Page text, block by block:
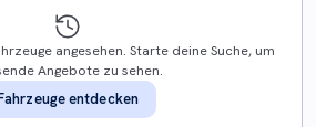
angesehen. Starte deine Suche, um
Angebote zu sehen.
entdecken